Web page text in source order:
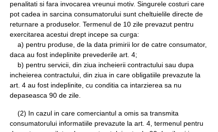
penalitati si fara invocarea vreunui motiv. Singurele costuri care
pot cadea in sarcina consumatorului sunt cheltuielile directe de
returnare a produselor. Termenul de 10 zile prevazut pentru
exercitarea acestui drept incepe sa curga:
a) pentru produse, de la data primirii lor de catre consumator,
daca au fost indeplinite prevederile art. 4;
b) pentru servicii, din ziua incheierii contractului sau dupa
incheierea contractului, din ziua in care obligatiile prevazute la
art. 4 au fost indeplinite, cu conditia ca intarzierea sa nu
depaseasca 90 de zile.
(2) In cazul in care comerciantul a omis sa transmita
consumatorului informatiile prevazute la art. 4, termenul pentru